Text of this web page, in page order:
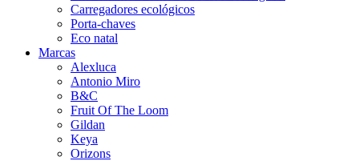
Carregadores ecológicos
Porta-chaves
Eco natal
Marcas
Alexluca
Antonio Miro
B&C
Fruit Of The Loom
Gildan
Keya
Orizons